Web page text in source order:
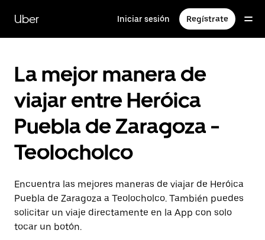
contenido
principal
Uber Iniciar sesión Regístrate
La mejor manera de
viajar entre Heróica
Puebla de Zaragoza -
Teolocholco
Encuentra las mejores maneras de viajar de Heróica
Puebla de Zaragoza a Teolocholco. También puedes
solicitar un viaje directamente en la App con solo
tocar un botón.